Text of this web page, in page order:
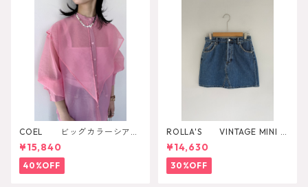
COEL ビッグカラーシアー
シャツ
¥15,840
40%OFF
ROLLA'S VINTAGE MINI D
AZZLER
¥14,630
30%OFF